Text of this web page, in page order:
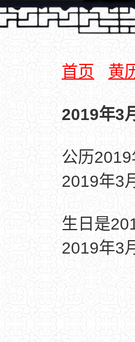
首页 黄
2019年3
公历
2019年3
生日是
2019年3